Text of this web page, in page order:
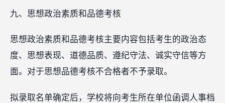
九、思想政治素质和品德考核
思想政治素质和品德考核主要内容包括考生的政治态
度、思想表现、道德品质、遵纪守法、诚实守信等方
面。对于思想品德考核不合格者不予录取。
拟录取名单确定后，学校将向考生所在单位函调人事档